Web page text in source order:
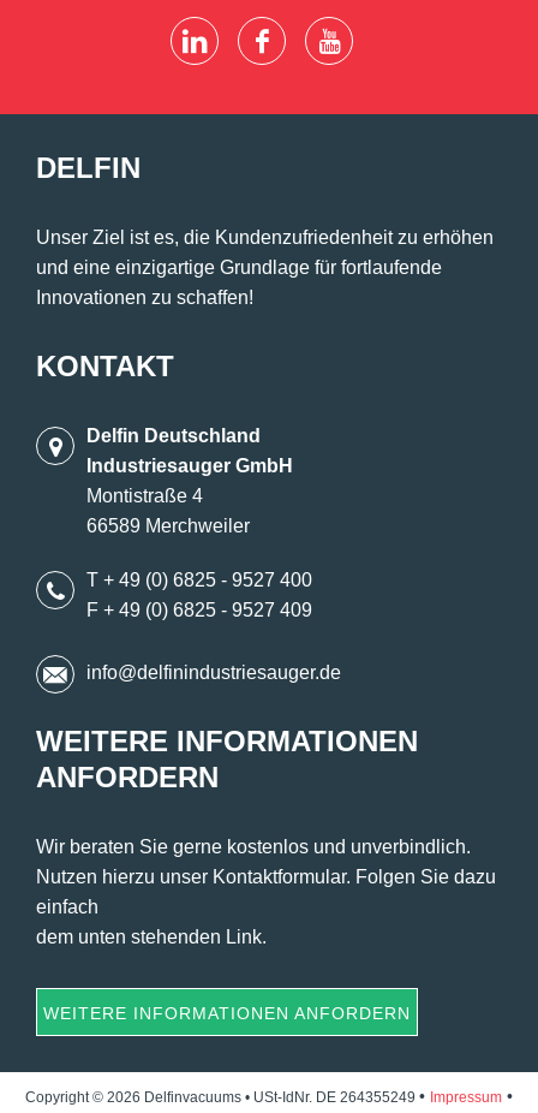
DELFIN
Unser Ziel ist es, die Kundenzufriedenheit zu erhöhen
und eine einzigartige Grundlage für fortlaufende
Innovationen zu schaffen!
KONTAKT
Delfin Deutschland
Industriesauger GmbH
Montistraße 4
66589 Merchweiler
T + 49 (0) 6825 - 9527 400
F + 49 (0) 6825 - 9527 409
info@delfinindustriesauger.de
WEITERE INFORMATIONEN
ANFORDERN
Wir beraten Sie gerne kostenlos und unverbindlich.
Nutzen hierzu unser Kontaktformular. Folgen Sie dazu
einfach
dem unten stehenden Link.
WEITERE INFORMATIONEN ANFORDERN
Copyright © 2026 Delfinvacuums • USt-IdNr. DE 264355249 • Impressum •